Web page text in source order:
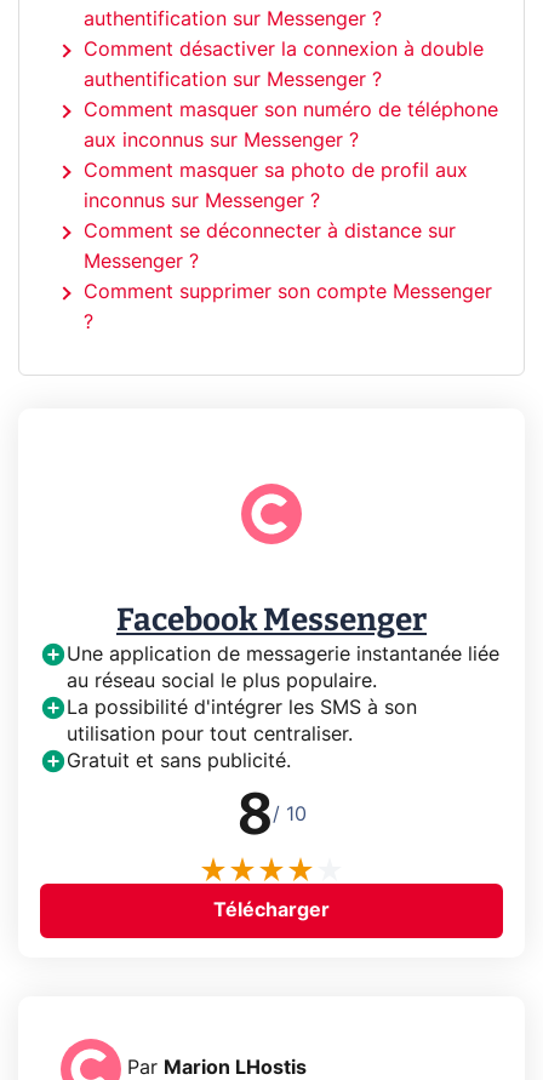
authentification sur Messenger ?
Comment désactiver la connexion à double
authentification sur Messenger ?
Comment masquer son numéro de téléphone
aux inconnus sur Messenger ?
Comment masquer sa photo de profil aux
inconnus sur Messenger ?
Comment se déconnecter à distance sur
Messenger ?
Comment supprimer son compte Messenger
?
Facebook Messenger
Une application de messagerie instantanée liée
au réseau social le plus populaire.
La possibilité d'intégrer les SMS à son
utilisation pour tout centraliser.
Gratuit et sans publicité.
8/ 10
Télécharger
Par Marion LHostis